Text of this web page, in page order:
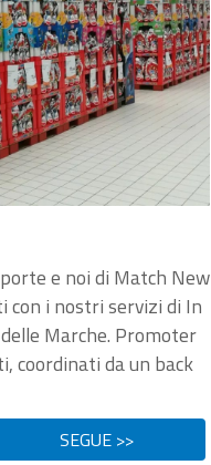
e noi di Match New
con i nostri servizi di In
Marche. Promoter
coordinati da un back
SEGUE >>